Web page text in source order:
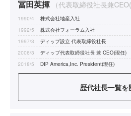
冨田英揮 （代表取締役社長兼
1990/4
株式会社地産入社
1992/5
株式会社フォーラム入社
1997/3
ディップ設立 代表取締役社長
2006/3
ディップ代表取締役社長 兼 CEO(現任)
2018/5
DIP America,Inc. President(現任)
歴代社長一覧を